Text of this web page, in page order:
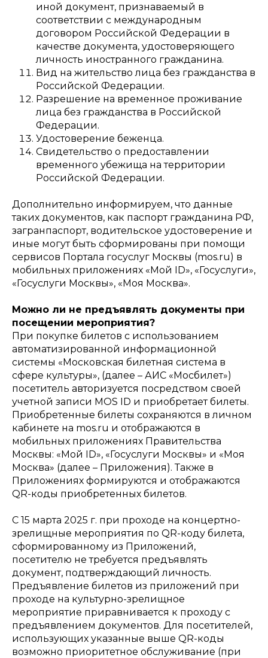
иной документ, признаваемый в
соответствии с международным
договором Российской Федерации в
качестве документа, удостоверяющего
личность иностранного гражданина.
Вид на жительство лица без гражданства в
Российской Федерации.
Разрешение на временное проживание
лица без гражданства в Российской
Федерации.
Удостоверение беженца.
Свидетельство о предоставлении
временного убежища на территории
Российской Федерации.
Дополнительно информируем, что данные
таких документов, как паспорт гражданина РФ,
загранпаспорт, водительское удостоверение и
иные могут быть сформированы при помощи
сервисов Портала госуслуг Москвы (mos.ru) в
мобильных приложениях «Мой ID», «Госуслуги»,
«Госуслуги Москвы», «Моя Москва».
Можно ли не предъявлять документы при
посещении мероприятия?
При покупке билетов с использованием
автоматизированной информационной
системы «Московская билетная система в
сфере культуры», (далее – АИС «Мосбилет»)
посетитель авторизуется посредством своей
учетной записи MOS ID и приобретает билеты.
Приобретенные билеты сохраняются в личном
кабинете на mos.ru и отображаются в
мобильных приложениях Правительства
Москвы: «Мой ID», «Госуслуги Москвы» и «Моя
Москва» (далее – Приложения). Также в
Приложениях формируются и отображаются
QR-коды приобретенных билетов.
С 15 марта 2025 г. при проходе на концертно-
зрелищные мероприятия по QR-коду билета,
сформированному из Приложений,
посетителю не требуется предъявлять
документ, подтверждающий личность.
Предъявление билетов из приложений при
проходе на культурно-зрелищное
мероприятие приравнивается к проходу с
предъявлением документов. Для посетителей,
использующих указанные выше QR-коды
возможно приоритетное обслуживание (при